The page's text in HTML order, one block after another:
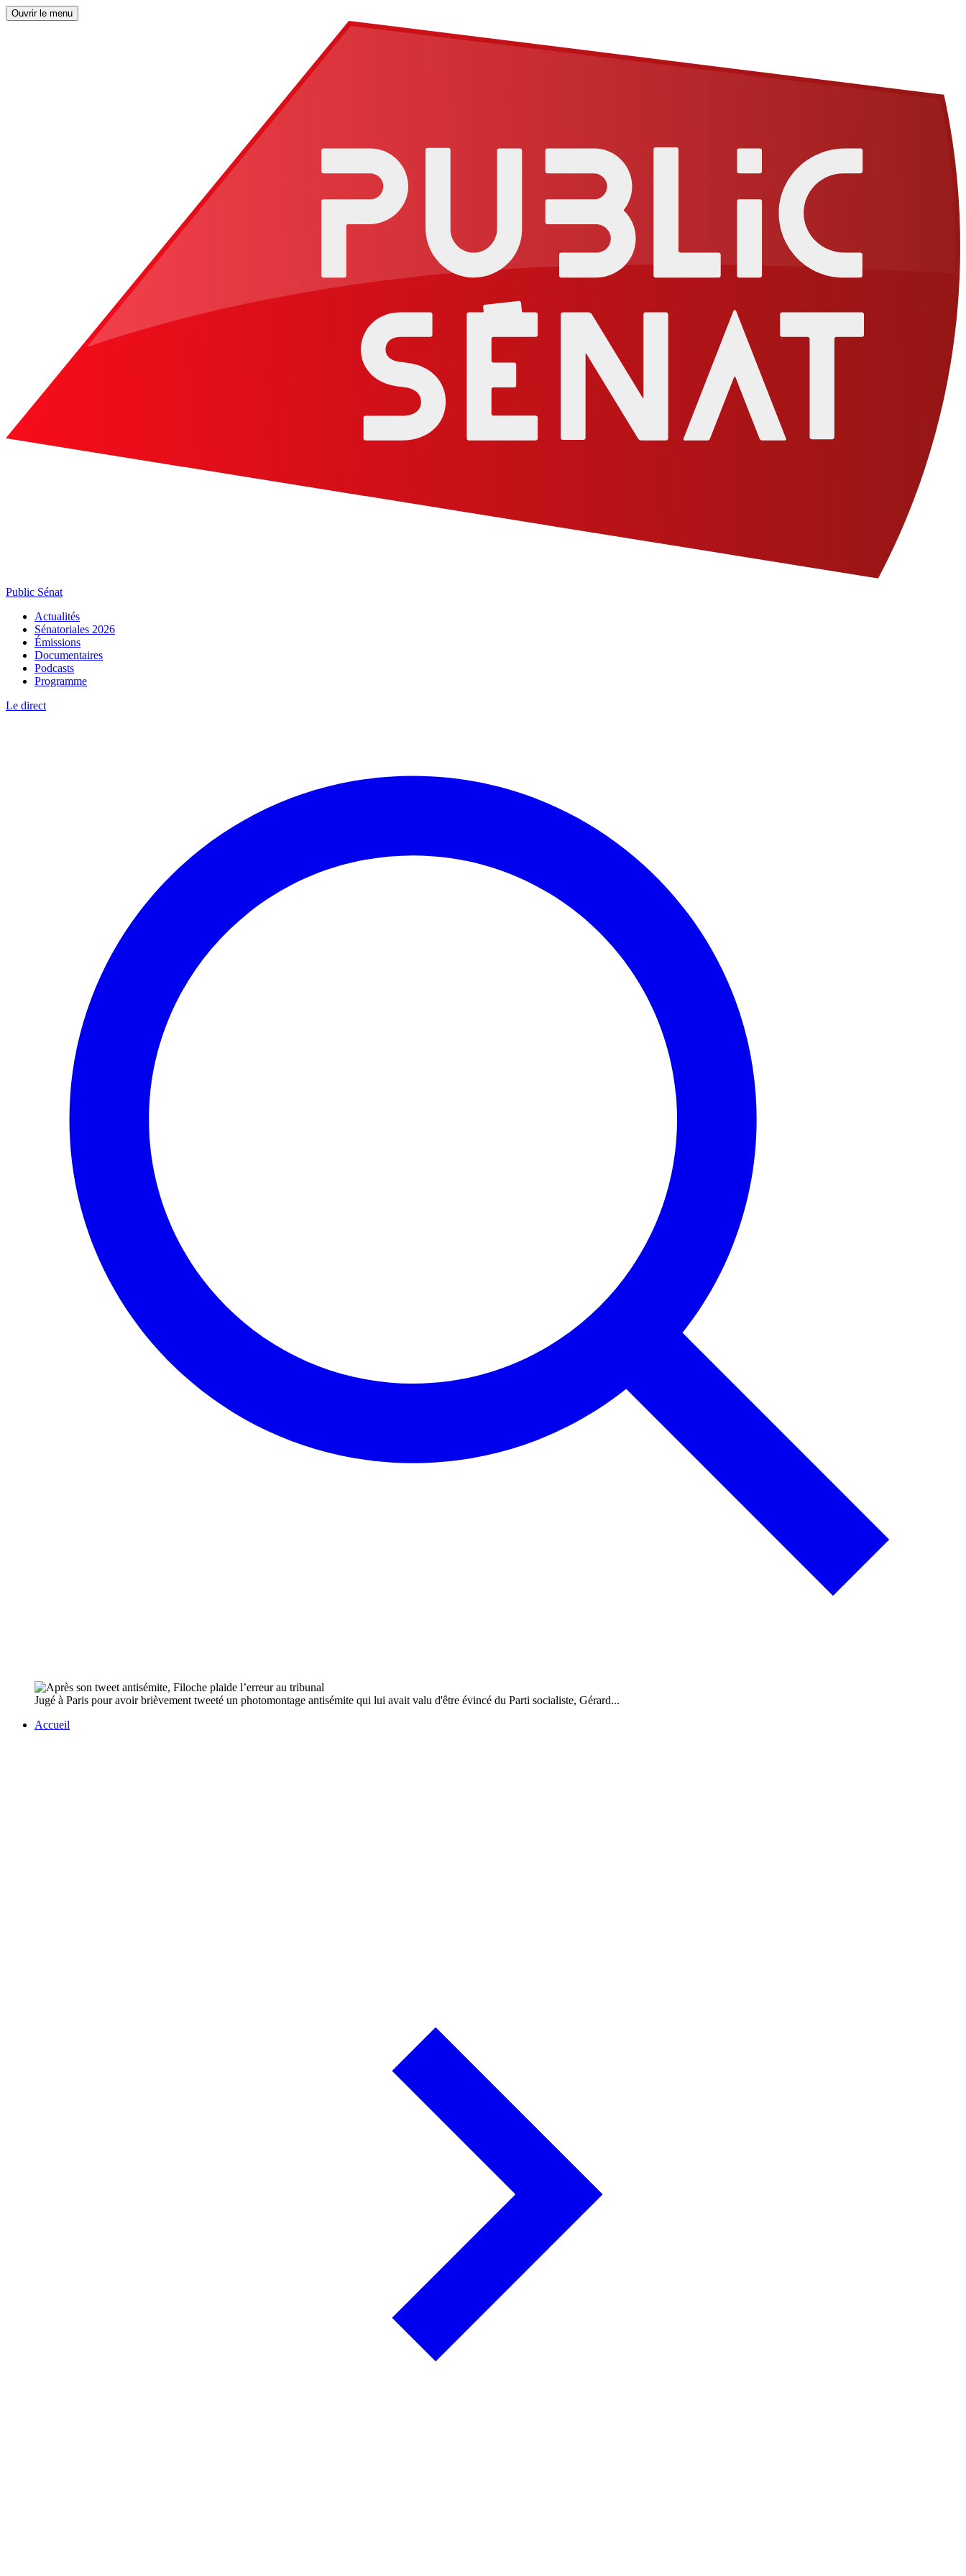
Ouvrir le menu
Public Sénat
Actualités
Sénatoriales 2026
Émissions
Documentaires
Podcasts
Programme
Le direct
Jugé à Paris pour avoir brièvement tweeté un photomontage antisémite qui lui avait valu d'être évincé du Parti socialiste, Gérard...
Accueil